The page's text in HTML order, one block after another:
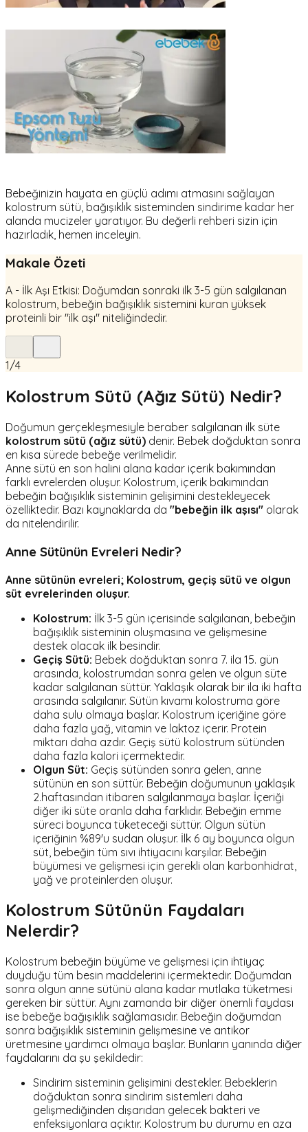
Bebeğinizin hayata en güçlü adımı atmasını sağlayan
kolostrum sütü, bağışıklık sisteminden sindirime kadar her
alanda mucizeler yaratıyor. Bu değerli rehberi sizin için
hazırladık, hemen inceleyin.
Makale Özeti
A - İlk Aşı Etkisi: Doğumdan sonraki ilk 3-5 gün salgılanan
kolostrum, bebeğin bağışıklık sistemini kuran yüksek
proteinli bir "ilk aşı" niteliğindedir.
1/4
Kolostrum Sütü (Ağız Sütü) Nedir?
Doğumun gerçekleşmesiyle beraber salgılanan ilk süte
kolostrum sütü (ağız sütü) denir. Bebek doğduktan sonra
en kısa sürede bebeğe verilmelidir.
Anne sütü en son halini alana kadar içerik bakımından
farklı evrelerden oluşur. Kolostrum, içerik bakımından
bebeğin bağışıklık sisteminin gelişimini destekleyecek
özelliktedir. Bazı kaynaklarda da "bebeğin ilk aşısı" olarak
da nitelendirilir.
Anne Sütünün Evreleri Nedir?
Anne sütünün evreleri; Kolostrum, geçiş sütü ve olgun
süt evrelerinden oluşur.
Kolostrum: İlk 3-5 gün içerisinde salgılanan, bebeğin
bağışıklık sisteminin oluşmasına ve gelişmesine
destek olacak ilk besindir.
Geçiş Sütü: Bebek doğduktan sonra 7. ila 15. gün
arasında, kolostrumdan sonra gelen ve olgun süte
kadar salgılanan süttür. Yaklaşık olarak bir ila iki hafta
arasında salgılanır. Sütün kıvamı kolostruma göre
daha sulu olmaya başlar. Kolostrum içeriğine göre
daha fazla yağ, vitamin ve laktoz içerir. Protein
miktarı daha azdır. Geçiş sütü kolostrum sütünden
daha fazla kalori içermektedir.
Olgun Süt: Geçiş sütünden sonra gelen, anne
sütünün en son süttür. Bebeğin doğumunun yaklaşık
2.haftasından itibaren salgılanmaya başlar. İçeriği
diğer iki süte oranla daha farklıdır. Bebeğin emme
süreci boyunca tüketeceği süttür. Olgun sütün
içeriğinin %89'u sudan oluşur. İlk 6 ay boyunca olgun
süt, bebeğin tüm sıvı ihtiyacını karşılar. Bebeğin
büyümesi ve gelişmesi için gerekli olan karbonhidrat,
yağ ve proteinlerden oluşur.
Kolostrum Sütünün Faydaları
Nelerdir?
Kolostrum bebeğin büyüme ve gelişmesi için ihtiyaç
duyduğu tüm besin maddelerini içermektedir. Doğumdan
sonra olgun anne sütünü alana kadar mutlaka tüketmesi
gereken bir süttür. Aynı zamanda bir diğer önemli faydası
ise bebeğe bağışıklık sağlamasıdır. Bebeğin doğumdan
sonra bağışıklık sisteminin gelişmesine ve antikor
üretmesine yardımcı olmaya başlar. Bunların yanında diğer
faydalarını da şu şekildedir:
Sindirim sisteminin gelişimini destekler. Bebeklerin
doğduktan sonra sindirim sistemleri daha
gelişmediğinden dışarıdan gelecek bakteri ve
enfeksiyonlara açıktır. Kolostrum bu durumu en aza